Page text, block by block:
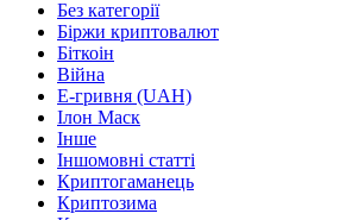
Без категорії
Біржи криптовалют
Біткоін
Війна
Е-гривня (UAH)
Ілон Маск
Інше
Іншомовні статті
Криптогаманець
Криптозима